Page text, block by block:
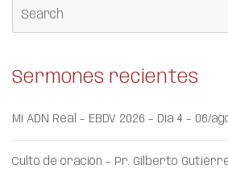
Sermones recientes
Mi ADN Real – EBDV 2026 – Día 4 – 06/
Culto de oración – Pr. Gilberto